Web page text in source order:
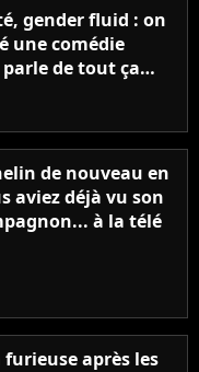
gender fluid : on
une comédie
de tout ça
ringarde
de nouveau en
aviez déjà vu son
à la télé
furieuse après les